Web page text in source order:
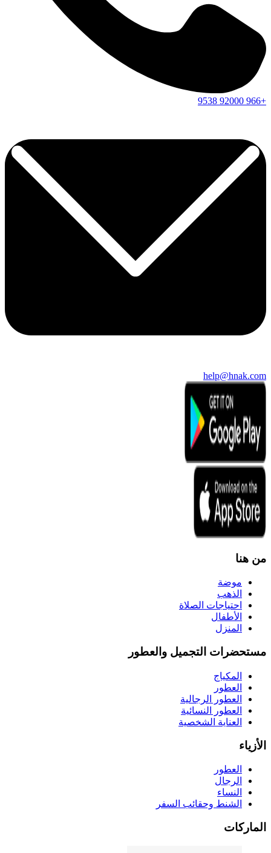
+966
92000
9538
help@hnak.com
من هنا
موضة
الذهب
احتياجات الصلاة
الأطفال
المنزل
مستحضرات التجميل والعطور
المكياج
العطور
العطور الرجالية
العطور النسائية
العناية الشخصية
الأزياء
العطور
الرجال
النساء
الشنط وحقائب السفر
الماركات